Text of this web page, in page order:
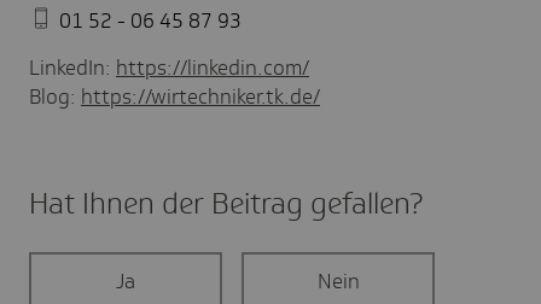
01 52 - 06 45 87 93
LinkedIn: https://linkedin.com/
Blog: https://wirtechniker.tk.de/
Hat Ihnen der Beitrag gefal­len?
Ja Nein